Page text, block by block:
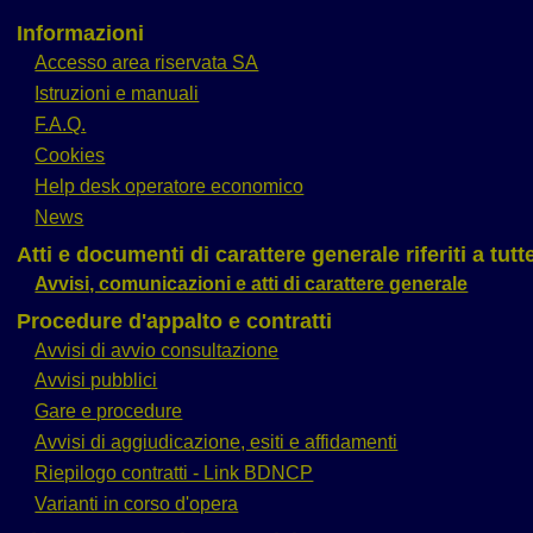
Informazioni
Accesso area riservata SA
Istruzioni e manuali
F.A.Q.
Cookies
Help desk operatore economico
News
Atti e documenti di carattere generale riferiti a
Avvisi, comunicazioni e atti di carattere generale
Procedure d'appalto e contratti
Avvisi di avvio consultazione
Avvisi pubblici
Gare e procedure
Avvisi di aggiudicazione, esiti e affidamenti
Riepilogo contratti - Link BDNCP
Varianti in corso d'opera